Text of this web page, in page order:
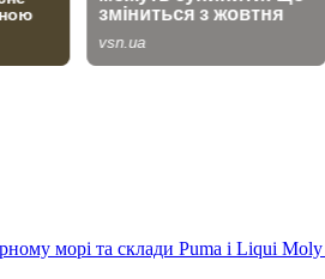
морі та склади Puma і Liqui Moly